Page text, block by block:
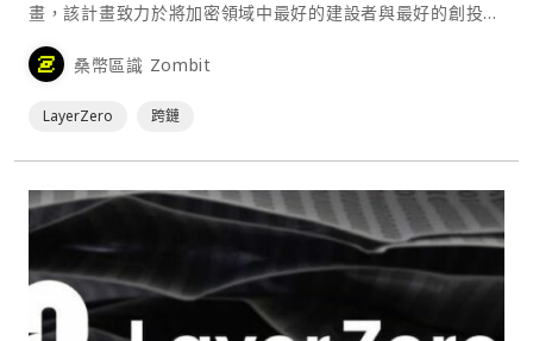
畫，該計畫致力於將加密領域中最好的建設者與最好的創投公
司聯繫起來，讓那些整合 LayerZero 的專案的開發人員能夠
取得資金和資源。⋯
桑幣區識 Zombit
LayerZero 跨鏈